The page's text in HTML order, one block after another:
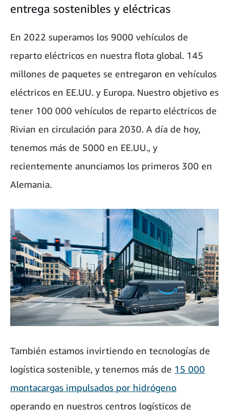
entrega sostenibles y eléctricas
En 2022 superamos los 9000 vehículos de
reparto eléctricos en nuestra flota global. 145
millones de paquetes se entregaron en vehículos
eléctricos en EE.UU. y Europa. Nuestro objetivo es
tener 100 000 vehículos de reparto eléctricos de
Rivian en circulación para 2030. A día de hoy,
tenemos más de 5000 en EE.UU., y
recientemente anunciamos los primeros 300 en
Alemania.
También estamos invirtiendo en tecnologías de
logística sostenible, y tenemos más de 15 000
montacargas impulsados por hidrógeno
operando en nuestros centros logísticos de